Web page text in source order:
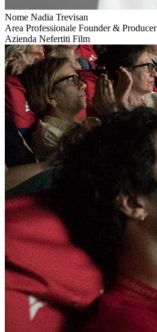
Nome Nadia Trevisan
Area Professionale Founder & Producer
Azienda Nefertiti Film